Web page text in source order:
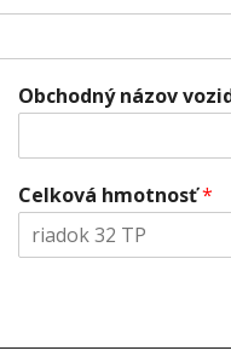
Obchodný názov
Celková hmotnosť*